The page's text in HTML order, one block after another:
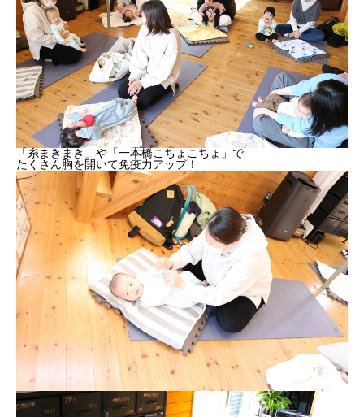
「糸まきまき」や「一本橋こちょこちょ」で
たくさん胸を開いて免疫力アップ！